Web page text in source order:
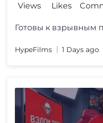
Views
Likes
HypeFilms 1 Days ago